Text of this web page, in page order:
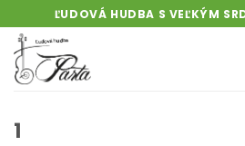
to
content
ĽUDOVÁ HUDBA S VEĽKÝM
1